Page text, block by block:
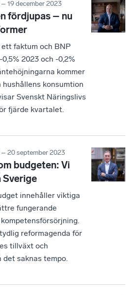
19 december 2023
fördjupas – nu
faktum och BNP
2023 och -0,2%
kommer
konsumtion
Svenskt Näringslivs
fjärde kvartalet.
20 september 2023
budgeten: Vi
Sverige
innehåller viktiga
fungerande
reformagenda för
tillväxt och
det saknas tempo.